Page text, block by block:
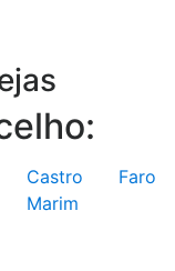
Castro
Marim
Faro